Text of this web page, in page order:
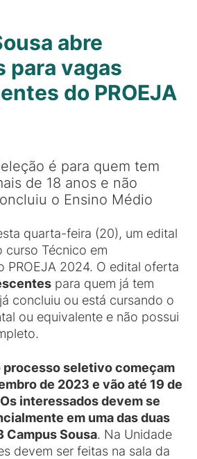
abre
para vagas
do PROEJA
é para quem tem
de 18 anos e não
o Ensino Médio
quarta-feira (20), um edital
curso Técnico em
PROEJA 2024. O edital oferta
para quem já tem
concluiu ou está cursando o
ou equivalente e não possui
processo seletivo começam
de 2023 e vão até 19 de
interessados devem se
em uma das duas
Campus Sousa. Na Unidade
devem ser feitas na sala da